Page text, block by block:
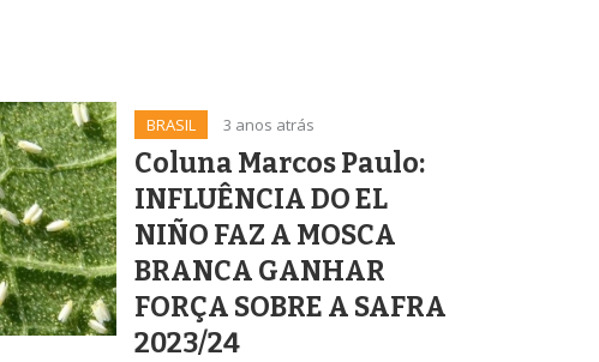
BRASIL 3 anos atrás
Coluna Marcos Paulo:
INFLUÊNCIA DO EL
NIÑO FAZ A MOSCA
BRANCA GANHAR
FORÇA SOBRE A SAFRA
2023/24